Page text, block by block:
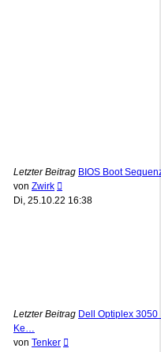
Letzter Beitrag BIOS Boot
von Zwirk
Beitrag
Di, 25.10.22 16:38
Letzter Beitrag Dell Optiplex 3050
Ke…
von Tenker